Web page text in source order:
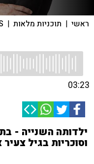
ראשי | תוכניות מלאות |
03:23
וסוכריות בגיל